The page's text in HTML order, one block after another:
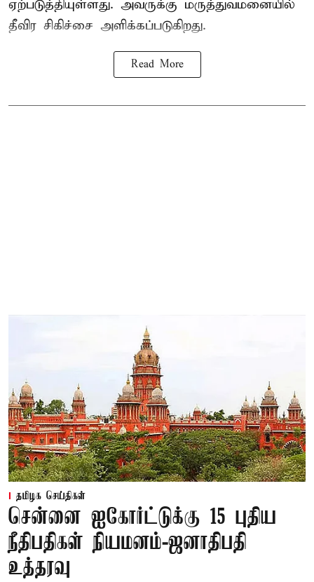
ஏற்படுத்தியுள்ளது. அவருக்கு மருத்துவமனையில்
தீவிர சிகிச்சை அளிக்கப்படுகிறது.
Read More
தமிழக செய்திகள்
சென்னை ஐகோர்ட்டுக்கு 15 புதிய
நீதிபதிகள் நியமனம்-ஜனாதிபதி
உத்தரவு